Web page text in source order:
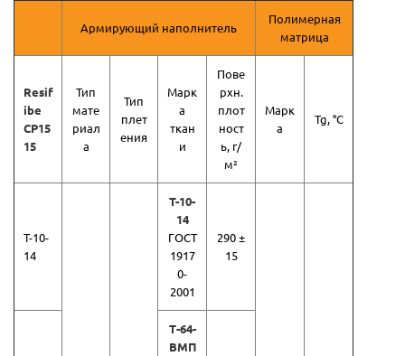
Армирующий наполнитель
Полимерная
матрица
Resif
ibe
CP15
15
Тип
мате
риал
а
Тип
плет
ения
Марк
а
ткан
и
Пове
рхн.
плот
ност
ь, г/
м²
Марк
а
Tg, °С
T-10-
14
T-10-
14
ГОСТ
1917
0-
2001
290 ±
15
Т-64-
ВМП